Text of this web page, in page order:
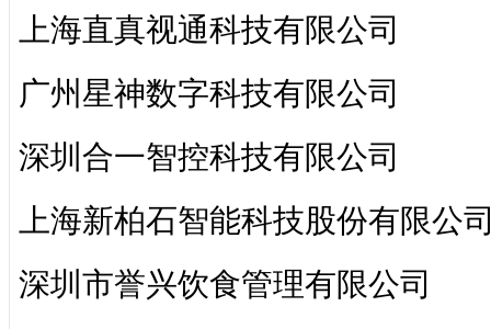
上海直真视通科技有限公司
广州星神数字科技有限公司
深圳合一智控科技有限公司
上海新柏石智能科技股份有限公
深圳市誉兴饮食管理有限公司